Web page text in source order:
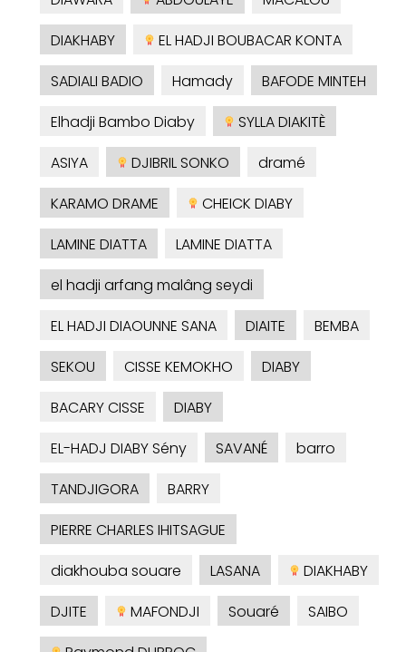
DIAKHABY
EL HADJI BOUBACAR KONTA
SADIALI BADIO
Hamady
BAFODE MINTEH
Elhadji Bambo Diaby
SYLLA DIAKITÈ
ASIYA
DJIBRIL SONKO
dramé
KARAMO DRAME
CHEICK DIABY
LAMINE DIATTA
LAMINE DIATTA
el hadji arfang malâng seydi
EL HADJI DIAOUNNE SANA
DIAITE
BEMBA
SEKOU
CISSE KEMOKHO
DIABY
BACARY CISSE
DIABY
EL-HADJ DIABY Sény
SAVANÉ
barro
TANDJIGORA
BARRY
PIERRE CHARLES IHITSAGUE
diakhouba souare
LASANA
DIAKHABY
DJITE
MAFONDJI Souaré
SAIBO